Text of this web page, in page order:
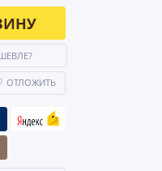
ОТЛОЖИТЬ